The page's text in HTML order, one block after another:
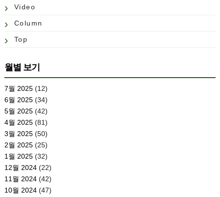
Video
Column
Top
월별 보기
7월 2025(12)
6월 2025(34)
5월 2025(42)
4월 2025(81)
3월 2025(50)
2월 2025(25)
1월 2025(32)
12월 2024(22)
11월 2024(42)
10월 2024(47)